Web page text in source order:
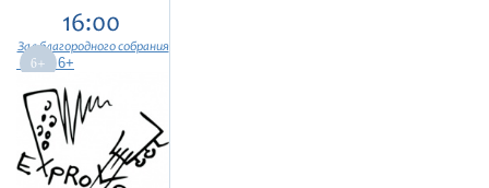
16:00
Зал благородного собрания
6+